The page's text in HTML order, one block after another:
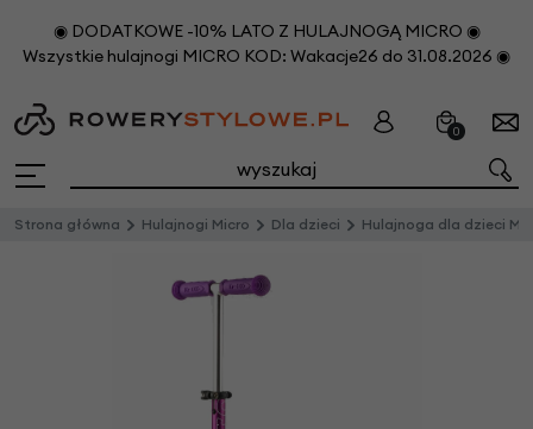
◉ DODATKOWE -10% LATO Z HULAJNOGĄ MICRO ◉
Wszystkie hulajnogi MICRO KOD: Wakacje26 do 31.08.2026 ◉
0
Strona główna Hulajnogi Micro Dla dzieci Hulajnoga dla dzieci Mini Micro Deluxe Fioletowa